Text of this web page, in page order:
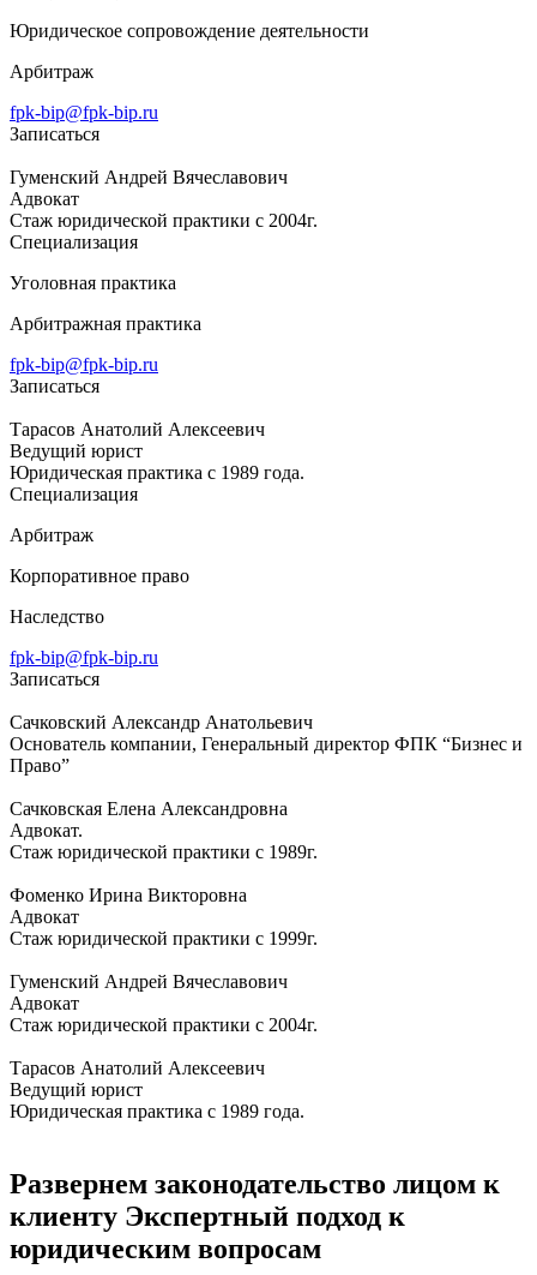
Юридическое сопровождение деятельности
Арбитраж
fpk-bip@fpk-bip.ru
Записаться
Гуменский Андрей Вячеславович
Адвокат
Стаж юридической практики с 2004г.
Специализация
Уголовная практика
Арбитражная практика
fpk-bip@fpk-bip.ru
Записаться
Тарасов Анатолий Алексеевич
Ведущий юрист
Юридическая практика с 1989 года.
Специализация
Арбитраж
Корпоративное право
Наследство
fpk-bip@fpk-bip.ru
Записаться
Сачковский Александр Анатольевич
Основатель компании, Генеральный директор ФПК “Бизнес и
Право”
Сачковская Елена Александровна
Адвокат.
Стаж юридической практики с 1989г.
Фоменко Ирина Викторовна
Адвокат
Стаж юридической практики с 1999г.
Гуменский Андрей Вячеславович
Адвокат
Стаж юридической практики с 2004г.
Тарасов Анатолий Алексеевич
Ведущий юрист
Юридическая практика с 1989 года.
Развернем законодательство лицом к
клиенту Экспертный подход к
юридическим вопросам